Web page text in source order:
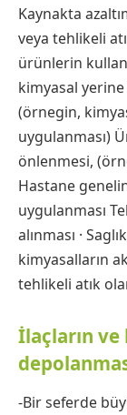
Kaynakta
veya tehlikeli
ürünlerin
kimyasal yerine
(örnegin,
uygulanması)
önlenmesi,
Hastane
uygulanması
alınması ·
kimyasalların
tehlikeli atık
İlaçların
-Bir seferde